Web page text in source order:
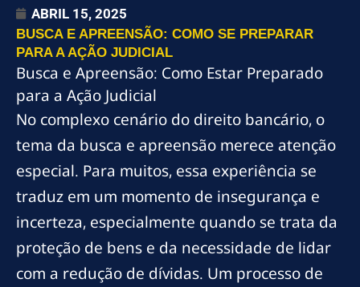
ABRIL 15, 2025
BUSCA E APREENSÃO: COMO SE PREPARAR
PARA A AÇÃO JUDICIAL
Busca e Apreensão: Como Estar Preparado
para a Ação Judicial
No complexo cenário do direito bancário, o
tema da busca e apreensão merece atenção
especial. Para muitos, essa experiência se
traduz em um momento de insegurança e
incerteza, especialmente quando se trata da
proteção de bens e da necessidade de lidar
com a redução de dívidas. Um processo de